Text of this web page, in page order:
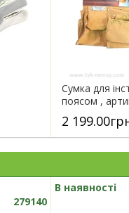
Сумка для
поясом ,
2
279140
В наявності